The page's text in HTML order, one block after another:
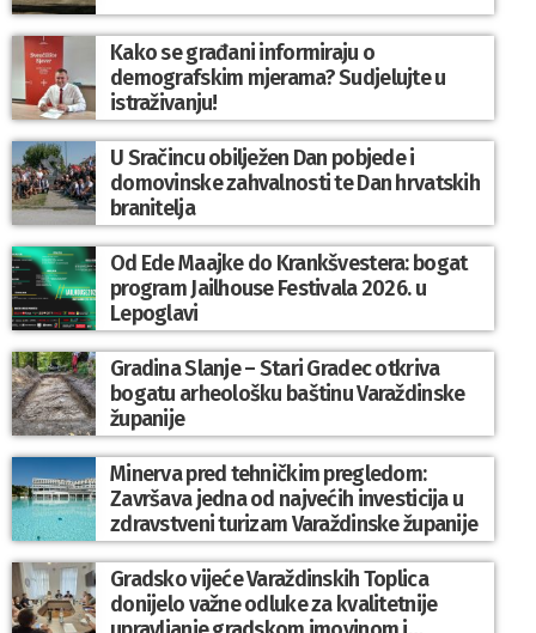
Kako se građani informiraju o
demografskim mjerama? Sudjelujte u
istraživanju!
U Sračincu obilježen Dan pobjede i
domovinske zahvalnosti te Dan hrvatskih
branitelja
Od Ede Maajke do Krankšvestera: bogat
program Jailhouse Festivala 2026. u
Lepoglavi
Gradina Slanje – Stari Gradec otkriva
bogatu arheološku baštinu Varaždinske
županije
Minerva pred tehničkim pregledom:
Završava jedna od najvećih investicija u
zdravstveni turizam Varaždinske županije
Gradsko vijeće Varaždinskih Toplica
donijelo važne odluke za kvalitetnije